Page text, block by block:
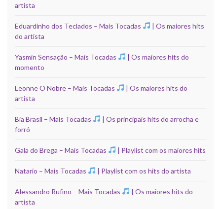
artista
Eduardinho dos Teclados – Mais Tocadas
| Os maiores hits
do artista
Yasmin Sensação – Mais Tocadas
| Os maiores hits do
momento
Leonne O Nobre – Mais Tocadas
| Os maiores hits do
artista
Bia Brasil – Mais Tocadas
| Os principais hits do arrocha e
forró
Gala do Brega – Mais Tocadas | Playlist com os maiores hits
Natario – Mais Tocadas | Playlist com os hits do artista
Alessandro Rufino – Mais Tocadas
| Os maiores hits do
artista